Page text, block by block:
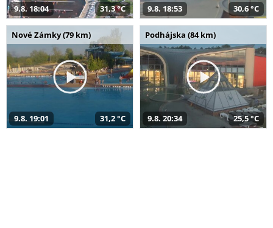
9.8. 18:04 31,3 °C 9.8. 18:53 30,6 °C
Nové Zámky (79 km)
9.8. 19:01 31,2 °C
Podhájska (84 km)
9.8. 20:34 25,5 °C